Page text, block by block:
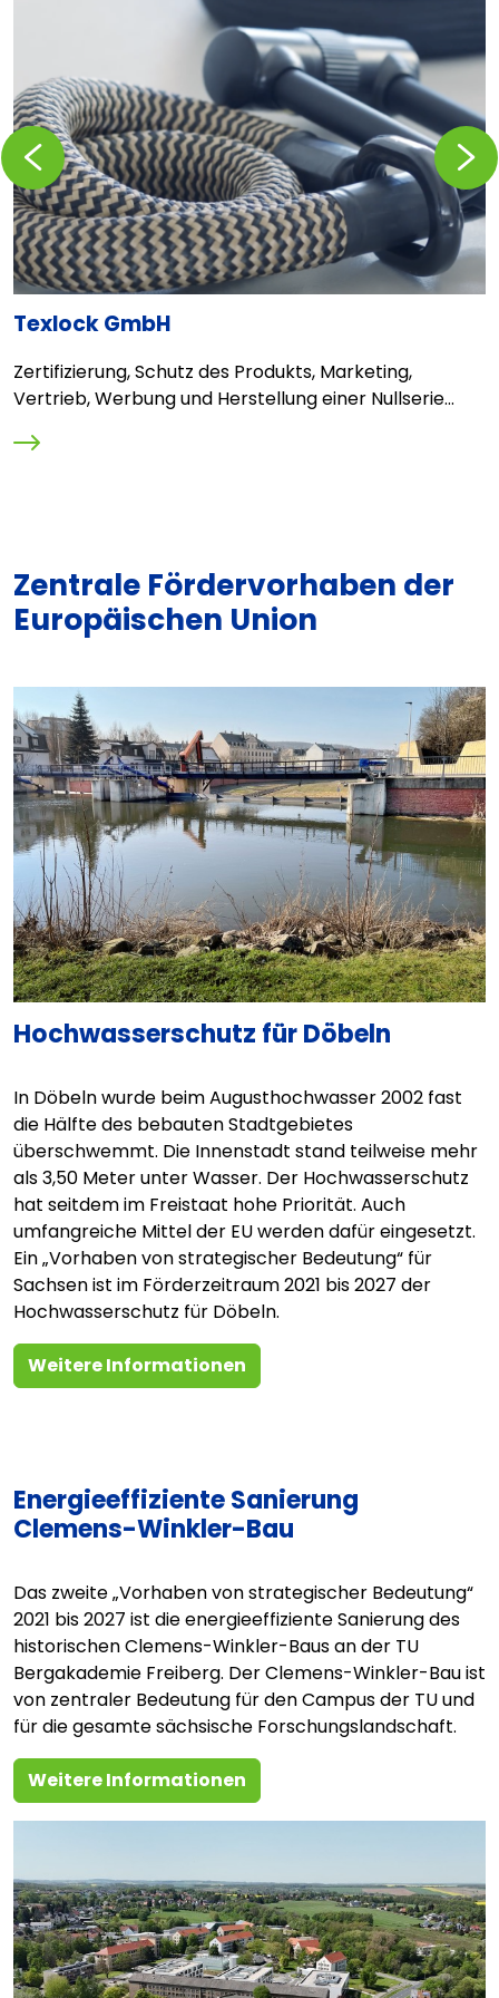
Texlock GmbH
Zertifizierung, Schutz des Produkts, Marketing,
Vertrieb, Werbung und Herstellung einer Nullserie...
Zurückblättern
Zentrale Fördervorhaben der
Europäischen Union
Hochwasserschutz für Döbeln
In Döbeln wurde beim Augusthochwasser 2002 fast
die Hälfte des bebauten Stadtgebietes
überschwemmt. Die Innenstadt stand teilweise mehr
als 3,50 Meter unter Wasser. Der Hochwasserschutz
hat seitdem im Freistaat hohe Priorität. Auch
umfangreiche Mittel der EU werden dafür eingesetzt.
Ein „Vorhaben von strategischer Bedeutung“ für
Sachsen ist im Förderzeitraum 2021 bis 2027 der
Hochwasserschutz für Döbeln.
Weitere Informationen
Energieeffiziente Sanierung
Clemens-Winkler-Bau
Das zweite „Vorhaben von strategischer Bedeutung“
2021 bis 2027 ist die energieeffiziente Sanierung des
historischen Clemens-Winkler-Baus an der TU
Bergakademie Freiberg. Der Clemens-Winkler-Bau ist
von zentraler Bedeutung für den Campus der TU und
für die gesamte sächsische Forschungslandschaft.
Weitere Informationen